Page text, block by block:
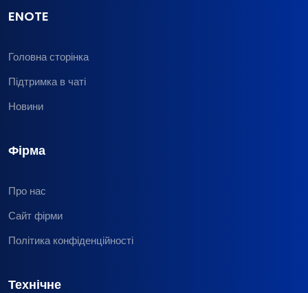
ENOTE
Головна сторінка
Підтримка в чаті
Новини
Фірма
Про нас
Сайт фірми
Політика конфіденційності
Технічне